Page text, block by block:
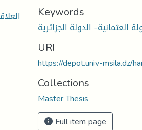
Keywords
العثمانية- الدولة الجزائرية
URI
https://depot.univ-msila.dz/
Collections
Master Thesis
Full item page